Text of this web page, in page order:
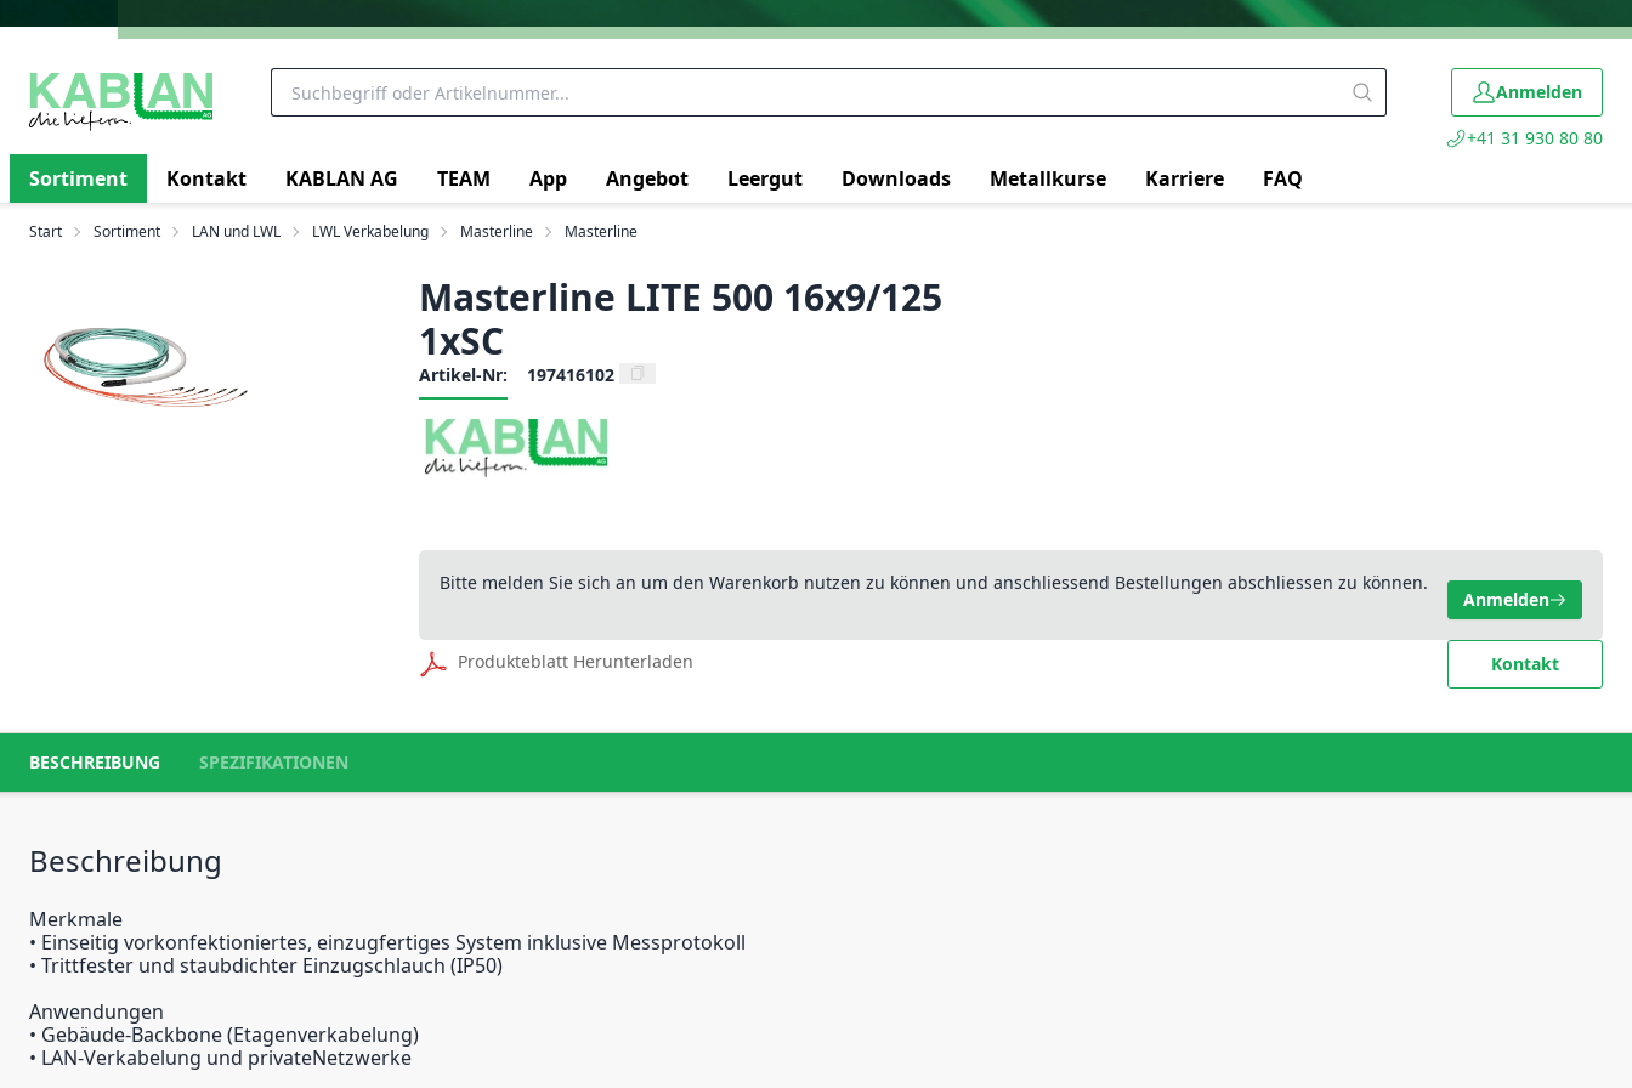
Anmelden
+41 31 930 80 80
Sortiment Kontakt KABLAN AG TEAM App Angebot Leergut Downloads Metallkurse Karriere FAQ
Start Sortiment LAN und LWL LWL Verkabelung Masterline Masterline
Masterline LITE 500 16x9/125
1xSC
Artikel-Nr: 197416102
Bitte melden Sie sich an um den Warenkorb nutzen zu können und anschliessend Bestellungen abschliessen zu können.
Anmelden
Produkteblatt Herunterladen Kontakt
BESCHREIBUNG SPEZIFIKATIONEN
Beschreibung
Merkmale
• Einseitig vorkonfektioniertes, einzugfertiges System inklusive Messprotokoll
• Trittfester und staubdichter Einzugschlauch (IP50)
Anwendungen
• Gebäude-Backbone (Etagenverkabelung)
• LAN-Verkabelung und privateNetzwerke